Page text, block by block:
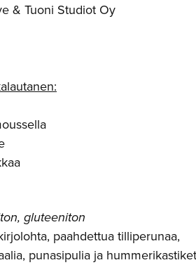
& Tuoni Studiot Oy
gluteeniton
paahdettua tilliperunaa,
punasipulia ja